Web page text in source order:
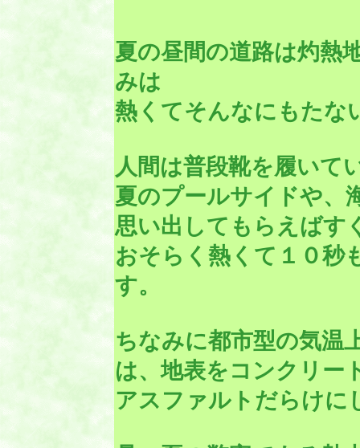
夏の昼間の道路は灼熱
みは
熱くてそんなにもたな
人間は普段靴を履いて
夏のプールサイドや、
思い出してもらえばす
おそらく熱くて１０秒
す。
ちなみに都市型の気温
は、地表をコンクリー
アスファルトだらけに